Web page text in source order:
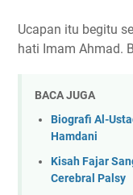
Ucapan itu begitu
hati Imam Ahmad.
BACA JUGA
Biografi Al-
Hamdani
Kisah Fajar
Cerebral Palsy